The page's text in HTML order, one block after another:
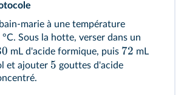
marie à une température
°C. Sous la hotte, verser dans un
mL d'acide formique, puis 72 mL
et ajouter 5 gouttes d'acide